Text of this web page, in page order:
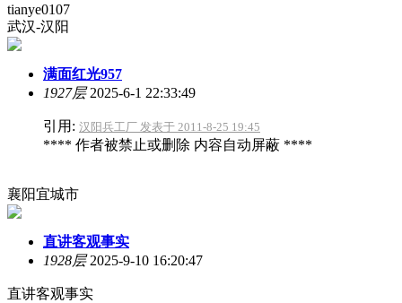
tianye0107
武汉-汉阳
满面红光957
1927层2025-6-1 22:33:49
引用: 汉阳兵工厂 发表于 2011-8-25 19:45
**** 作者被禁止或删除 内容自动屏蔽 ****
襄阳宜城市
直讲客观事实
1928层2025-9-10 16:20:47
直讲客观事实